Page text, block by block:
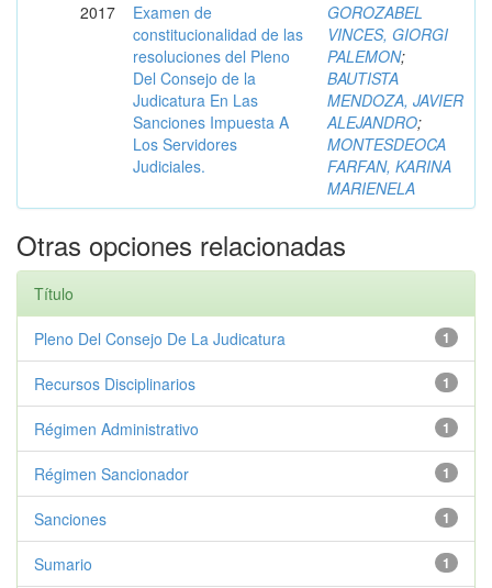
2017
Examen de
constitucionalidad de las
resoluciones del Pleno
Del Consejo de la
Judicatura En Las
Sanciones Impuesta A
Los Servidores
Judiciales.
GOROZABEL
VINCES, GIORGI
PALEMON;
BAUTISTA
MENDOZA, JAVIER
ALEJANDRO;
MONTESDEOCA
FARFAN, KARINA
MARIENELA
Otras opciones relacionadas
Título
1
Pleno Del Consejo De La Judicatura
1
Recursos Disciplinarios
1
Régimen Administrativo
1
Régimen Sancionador
1
Sanciones
1
Sumario